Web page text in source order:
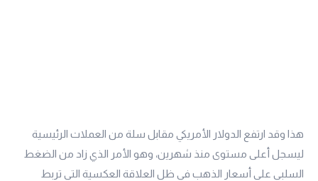
هذا وقد ارتفع الدولار الأمريكي مقابل سلة من العملات الرئيسية
ليسجل أعلى مستوى منذ شهرين، وهو الأمر الذي زاد من الضغط
السلبي على أسعار الذهب في ظل العلاقة العكسية التي تربط